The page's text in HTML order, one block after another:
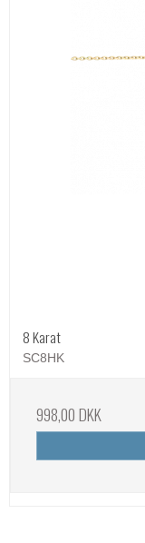
8 Karat
SC8HK
998,00 DKK